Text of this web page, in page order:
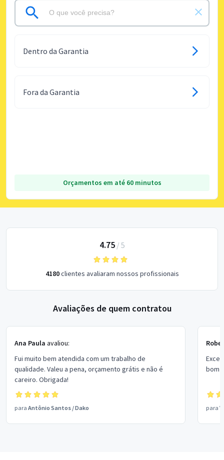
Dentro da Garantia
Fora da Garantia
Orçamentos em até 60 minutos
4.75/ 5
4180clientes avaliaram nossos profissionais
Avaliações de quem contratou
Ana Paula avaliou:
Fui muito bem atendida com um trabalho de
qualidade. Valeu a pena, orçamento grátis e não é
careiro. Obrigada!
para Antônio Santos /Dako
bom
para